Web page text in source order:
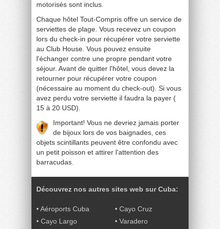
motorisés sont inclus.
Chaque hôtel Tout-Compris offre un service de
serviettes de plage. Vous recevez un coupon
lors du check-in pour récupérer votre serviette
au Club House. Vous pouvez ensuite
l'échanger contre une propre pendant votre
séjour. Avant de quitter l'hôtel, vous devez la
retourner pour récupérer votre coupon
(nécessaire au moment du check-out). Si vous
avez perdu votre serviette il faudra la payer (
15 à 20 USD).
Important! Vous ne devriez jamais porter
de bijoux lors de vos baignades, ces
objets scintillants peuvent être confondu avec
un petit poisson et attirer l'attention des
barracudas.
Découvrez nos autres sites web sur Cuba:
•Aéroports Cuba
• Cayo Largo
• Cayo Cruz
• Varadero